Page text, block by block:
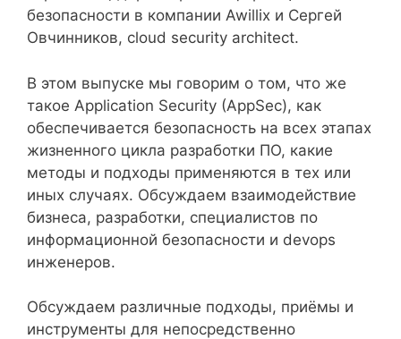
безопасности в компании Awillix и Сергей
Овчинников, cloud security architect.
В этом выпуске мы говорим о том, что же
такое Application Security (AppSec), как
обеспечивается безопасность на всех этапах
жизненного цикла разработки ПО, какие
методы и подходы применяются в тех или
иных случаях. Обсуждаем взаимодействие
бизнеса, разработки, специалистов по
информационной безопасности и devops
инженеров.
Обсуждаем различные подходы, приёмы и
инструменты для непосредственно